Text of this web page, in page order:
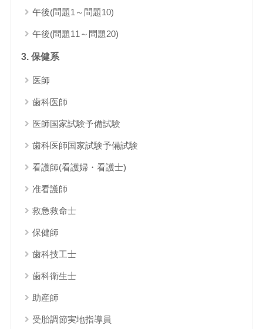
午後(問題1～問題10)
午後(問題11～問題20)
3. 保健系
医師
歯科医師
医師国家試験予備試験
歯科医師国家試験予備試験
看護師(看護婦・看護士)
准看護師
救急救命士
保健師
歯科技工士
歯科衛生士
助産師
受胎調節実地指導員